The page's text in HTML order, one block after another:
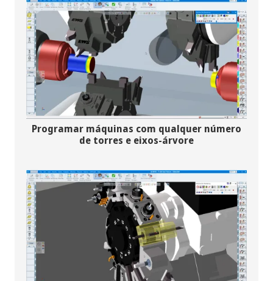
Programar máquinas com qualquer número
de torres e eixos-árvore